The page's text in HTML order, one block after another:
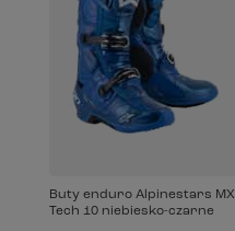
Buty enduro Alpinestars MX
Tech 10 niebiesko-czarne